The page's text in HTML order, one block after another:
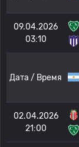
09.04.2026
03:10
Дата / Время
02.04.2026
21:00